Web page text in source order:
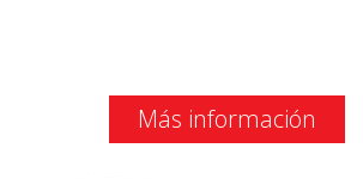
Más información